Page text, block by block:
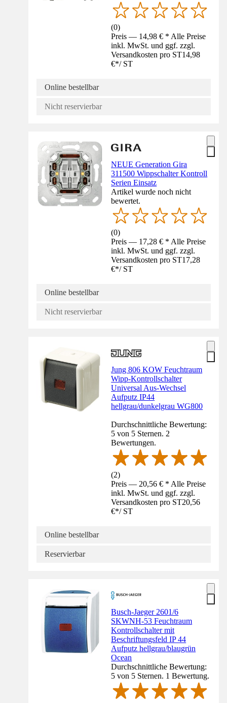
(0)
Preis — 14,98 € * Alle Preise
inkl. MwSt. und ggf. zzgl.
Versandkosten pro ST14,98
€*/ ST
Online bestellbar
Nicht reservierbar
NEUE Generation Gira
311500 Wippschalter Kontroll
Serien Einsatz
Artikel wurde noch nicht
bewertet.
(0)
Preis — 17,28 € * Alle Preise
inkl. MwSt. und ggf. zzgl.
Versandkosten pro ST17,28
€*/ ST
Online bestellbar
Nicht reservierbar
Jung 806 KOW Feuchtraum
Wipp-Kontrollschalter
Universal Aus-Wechsel
Aufputz IP44
hellgrau/dunkelgrau WG800
Durchschnittliche Bewertung:
5 von 5 Sternen. 2
Bewertungen.
(2)
Preis — 20,56 € * Alle Preise
inkl. MwSt. und ggf. zzgl.
Versandkosten pro ST20,56
€*/ ST
Online bestellbar
Reservierbar
Busch-Jaeger 2601/6
SKWNH-53 Feuchtraum
Kontrollschalter mit
Beschriftungsfeld IP 44
Aufputz hellgrau/blaugrün
Ocean
Durchschnittliche Bewertung:
5 von 5 Sternen. 1 Bewertung.